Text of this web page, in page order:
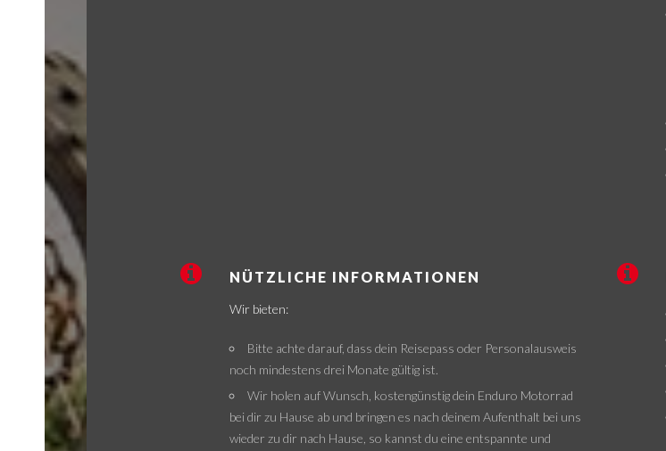
NÜTZLICHE INFORMATIONEN
Wir bieten:
Bitte achte darauf, dass dein Reisepass oder Personalausweis
noch mindestens drei Monate gültig ist.
Wir holen auf Wunsch, kostengünstig dein Enduro Motorrad
bei dir zu Hause ab und bringen es nach deinem Aufenthalt bei uns
wieder zu dir nach Hause, so kannst du eine entspannte und